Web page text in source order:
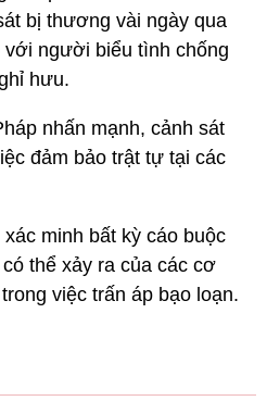
bị thương vài ngày qua
với người biểu tình chống
hưu.
nhấn mạnh, cảnh sát
đảm bảo trật tự tại các
minh bất kỳ cáo buộc
thể xảy ra của các cơ
việc trấn áp bạo loạn.